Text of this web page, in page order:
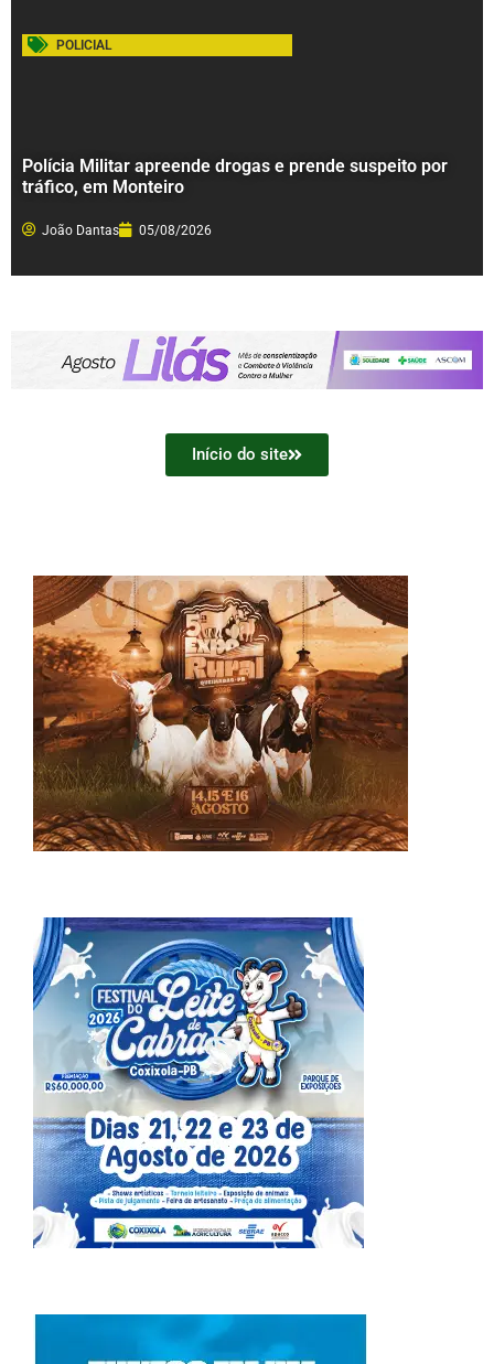
POLICIAL
Polícia Militar apreende drogas e prende suspeito por
tráfico, em Monteiro
João Dantas 05/08/2026
Início do site